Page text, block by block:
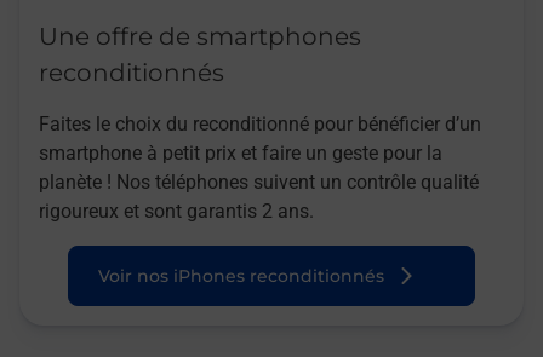
Une offre de smartphones
reconditionnés
Faites le choix du reconditionné pour bénéficier d’un
smartphone à petit prix et faire un geste pour la
planète ! Nos téléphones suivent un contrôle qualité
rigoureux et sont garantis 2 ans.
Voir nos iPhones reconditionnés